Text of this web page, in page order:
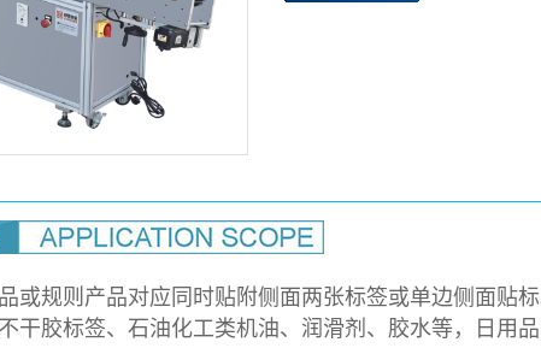
或规则产品对应同时贴附侧面两张标签或单边侧面贴
干胶标签、石油化工类机油、润滑剂、胶水等，日用